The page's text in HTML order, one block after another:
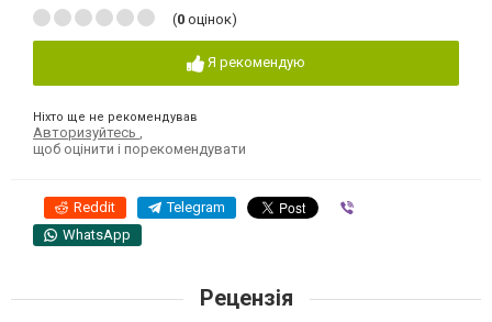
(0 оцінок)
Я рекомендую
Ніхто ще не рекомендував
Авторизуйтесь ,
щоб оцінити і порекомендувати
Reddit Telegram
WhatsApp
Рецензія